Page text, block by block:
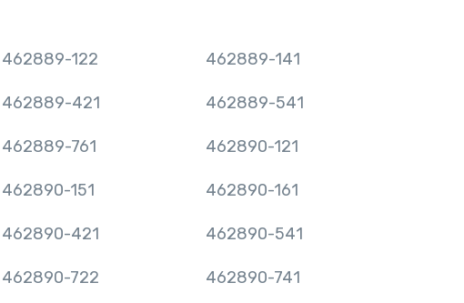
462889-122 462889-141
462889-421 462889-541
462889-761 462890-121
462890-151 462890-161
462890-421 462890-541
462890-722 462890-741